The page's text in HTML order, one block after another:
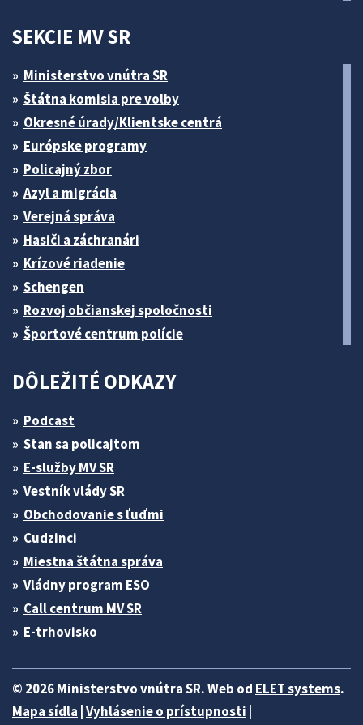
SEKCIE MV SR
Ministerstvo vnútra SR
Štátna komisia pre volby
Okresné úrady/Klientske centrá
Európske programy
Policajný zbor
Azyl a migrácia
Verejná správa
Hasiči a záchranári
Krízové riadenie
Schengen
Rozvoj občianskej spoločnosti
Športové centrum polície
DÔLEŽITÉ ODKAZY
Podcast
Stan sa policajtom
E-služby MV SR
Vestník vlády SR
Obchodovanie s ľuďmi
Cudzinci
Miestna štátna správa
Vládny program ESO
Call centrum MV SR
E-trhovisko
© 2026 Ministerstvo vnútra SR. Web od ELET systems.
Mapa sídla Vyhlásenie o prístupnosti